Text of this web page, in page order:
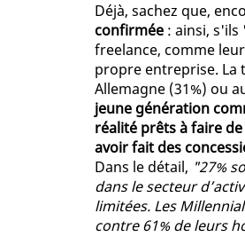
Déjà, sachez que,
confirmée : ainsi,
freelance, comme
propre entreprise. La
Allemagne (31%) ou
jeune génération
réalité prêts à faire
avoir fait des
Dans le détail, "27%
dans le secteur
limitées. Les
contre 61% de leurs